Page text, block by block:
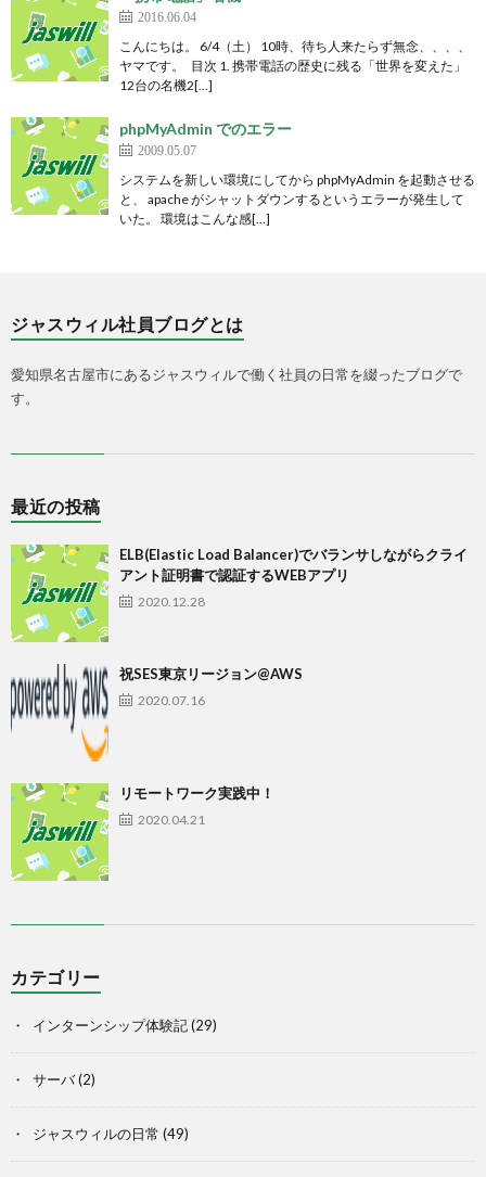
2016.06.04
こんにちは。 6/4（土） 10時、待ち人来たらず無念、、、、
ヤマです。 目次 1. 携帯電話の歴史に残る「世界を変えた」
12台の名機2[…]
phpMyAdmin でのエラー
2009.05.07
システムを新しい環境にしてから phpMyAdmin を起動させる
と、 apache がシャットダウンするというエラーが発生して
いた。 環境はこんな感[…]
ジャスウィル社員ブログとは
愛知県名古屋市にあるジャスウィルで働く社員の日常を綴ったブログで
す。
最近の投稿
ELB(Elastic Load Balancer)でバランサしながらクライ
アント証明書で認証するWEBアプリ
2020.12.28
祝SES東京リージョン@AWS
2020.07.16
リモートワーク実践中！
2020.04.21
カテゴリー
インターンシップ体験記(29)
サーバ(2)
ジャスウィルの日常 (49)